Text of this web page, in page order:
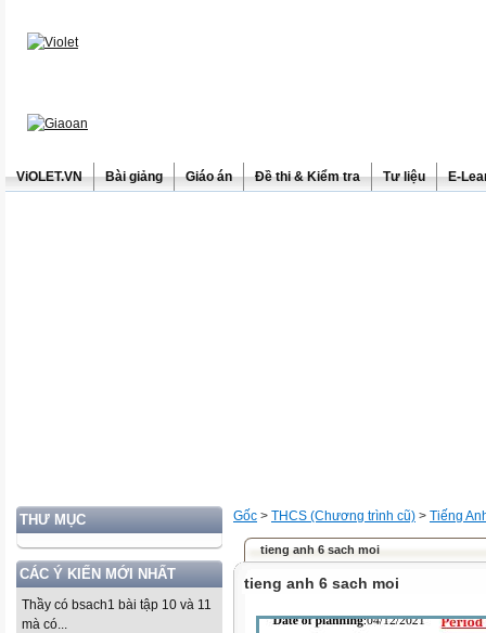
ViOLET.VN Bài giảng Giáo án Đề thi & Kiểm tra Tư liệu E-
THƯ MỤC
CÁC Ý KIẾN MỚI NHẤT
Thầy có bsach1 bài tập 10 và 11
mà có...
Gốc > THCS (Chương trình cũ) > Tiếng
tieng anh 6 sach moi
tieng anh 6 sach moi